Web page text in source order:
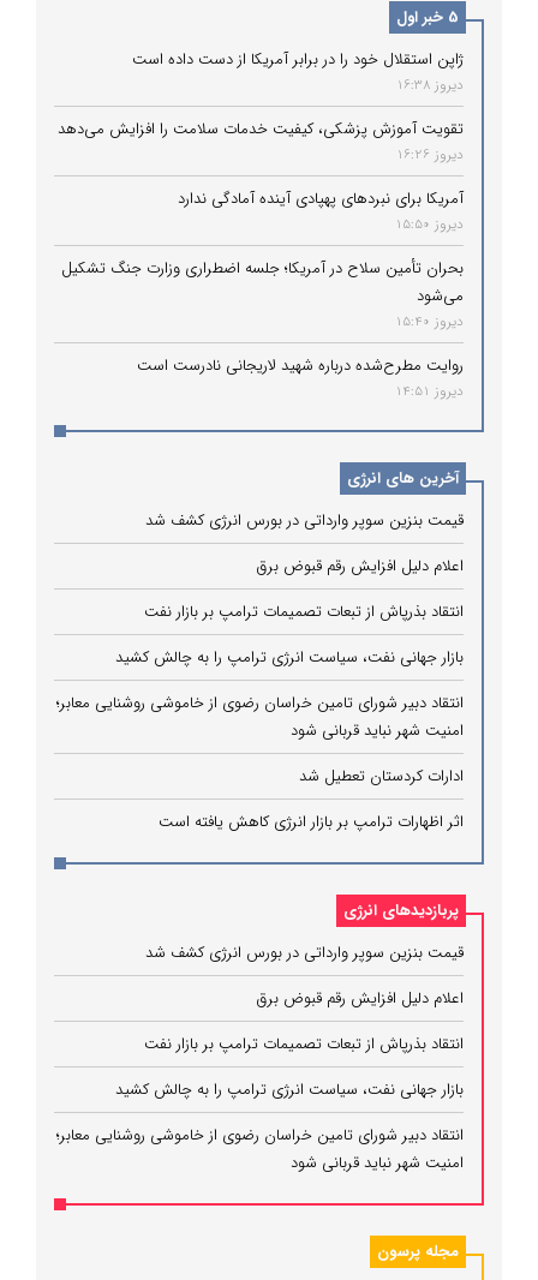
5 خبر اول
ژاپن استقلال خود را در برابر آمریکا از دست داده است
دیروز 16:38
تقویت آموزش پزشکی، کیفیت خدمات سلامت را افزایش می‌دهد
دیروز 16:26
آمریکا برای نبردهای پهپادی آینده آمادگی ندارد
دیروز 15:50
بحران تأمین سلاح در آمریکا؛ جلسه اضطراری وزارت جنگ تشکیل
می‌شود
دیروز 15:40
روایت مطرح‌شده درباره شهید لاریجانی نادرست است
دیروز 14:51
آخرین های انرژی
قیمت بنزین سوپر وارداتی در بورس انرژی کشف شد
اعلام دلیل افزایش رقم قبوض برق
انتقاد بذرپاش از تبعات تصمیمات ترامپ بر بازار نفت
بازار جهانی نفت، سیاست انرژی ترامپ را به چالش کشید
انتقاد دبیر شورای تامین خراسان رضوی از خاموشی روشنایی معابر؛
امنیت شهر نباید قربانی شود
ادارات کردستان تعطیل شد
اثر اظهارات ترامپ بر بازار انرژی کاهش یافته است
پربازدیدهای انرژی
قیمت بنزین سوپر وارداتی در بورس انرژی کشف شد
اعلام دلیل افزایش رقم قبوض برق
انتقاد بذرپاش از تبعات تصمیمات ترامپ بر بازار نفت
بازار جهانی نفت، سیاست انرژی ترامپ را به چالش کشید
انتقاد دبیر شورای تامین خراسان رضوی از خاموشی روشنایی معابر؛
امنیت شهر نباید قربانی شود
مجله پرسون